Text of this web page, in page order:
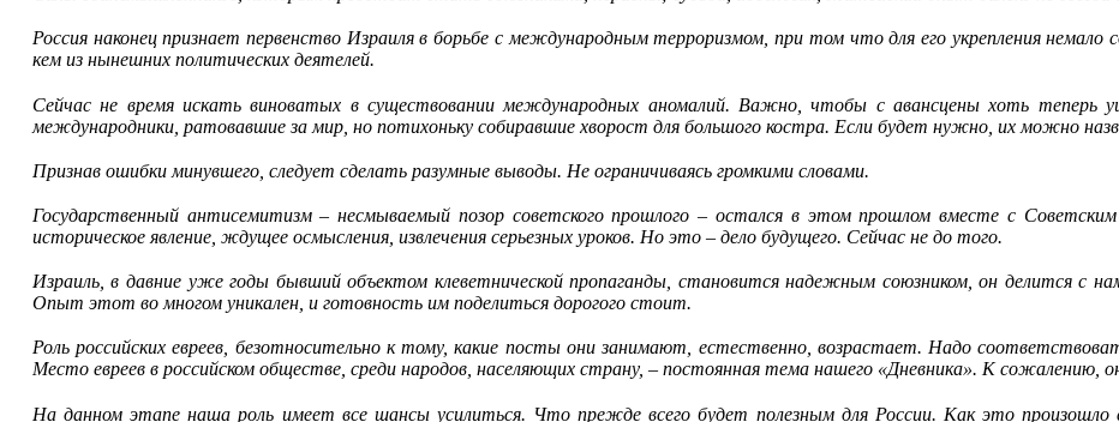
Россия наконец признает первенство Израиля в борьбе с международным терроризмом, при том что для его укрепления немало
кем из нынешних политических деятелей.
Сейчас не время искать виноватых в существовании международных аномалий. Важно, чтобы с авансцены хоть теперь
международники, ратовавшие за мир, но потихоньку собиравшие хворост для большого костра. Если будет нужно, их можно
Признав ошибки минувшего, следует сделать разумные выводы. Не ограничиваясь громкими словами.
Государственный антисемитизм – несмываемый позор советского прошлого – остался в этом прошлом вместе с
историческое явление, ждущее осмысления, извлечения серьезных уроков. Но это – дело будущего. Сейчас не до того.
Израиль, в давние уже годы бывший объектом клеветнической пропаганды, становится надежным союзником, он делится с
Опыт этот во многом уникален, и готовность им поделиться дорогого стоит.
Роль российских евреев, безотносительно к тому, какие посты они занимают, естественно, возрастает. Надо
Место евреев в российском обществе, среди народов, населяющих страну, – постоянная тема нашего «Дневника». К сожалению,
На данном этапе наша роль имеет все шансы усилиться. Что прежде всего будет полезным для России. Как это